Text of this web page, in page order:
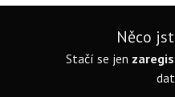
Něco
Stačí se jen